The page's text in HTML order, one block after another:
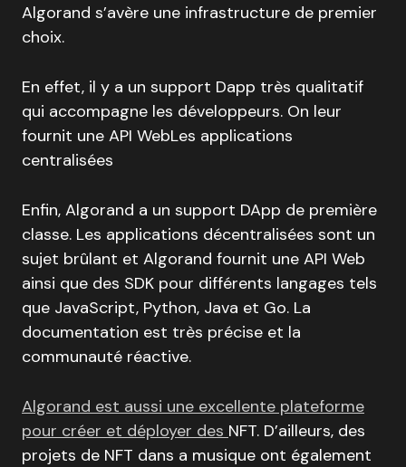
Algorand s’avère une infrastructure de premier
choix.
En effet, il y a un support Dapp très qualitatif
qui accompagne les développeurs. On leur
fournit une API WebLes applications
centralisées
Enfin, Algorand a un support DApp de première
classe. Les applications décentralisées sont un
sujet brûlant et Algorand fournit une API Web
ainsi que des SDK pour différents langages tels
que JavaScript, Python, Java et Go. La
documentation est très précise et la
communauté réactive.
Algorand est aussi une excellente plateforme
pour créer et déployer des NFT. D’ailleurs, des
projets de NFT dans a musique ont également